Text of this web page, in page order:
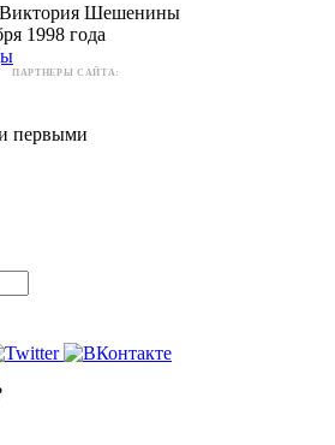
Шешенины
1998 года
ПАРТНЕРЫ САЙТА:
первыми